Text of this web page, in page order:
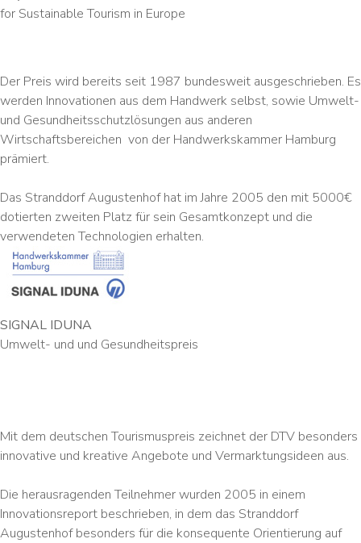
for Sustainable Tourism in Europe
Der Preis wird bereits seit 1987 bundesweit ausgeschrieben. Es
werden Innovationen aus dem Handwerk selbst, sowie Umwelt-
und Gesundheitsschutzlösungen aus anderen
Wirtschaftsbereichen von der Handwerkskammer Hamburg
prämiert.
Das Stranddorf Augustenhof hat im Jahre 2005 den mit 5000€
dotierten zweiten Platz für sein Gesamtkonzept und die
verwendeten Technologien erhalten.
SIGNAL IDUNA
Umwelt- und und Gesundheitspreis
Mit dem deutschen Tourismuspreis zeichnet der DTV besonders
innovative und kreative Angebote und Vermarktungsideen aus.
Die herausragenden Teilnehmer wurden 2005 in einem
Innovationsreport beschrieben, in dem das Stranddorf
Augustenhof besonders für die konsequente Orientierung auf